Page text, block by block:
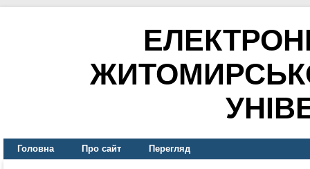
Головна Про сайт Перегляд